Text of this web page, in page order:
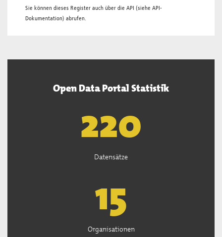
Sie können dieses Register auch über die API (siehe API-
Dokumentation) abrufen.
Open Data Portal Statistik
222
Datensätze
15
Organisationen